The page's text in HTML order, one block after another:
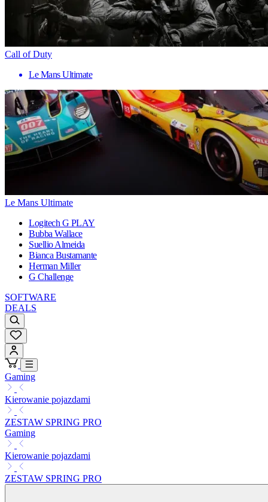
Call of Duty
Le Mans Ultimate
Le Mans Ultimate
Logitech G PLAY
Bubba Wallace
Suellio Almeida
Bianca Bustamante
Herman Miller
G Challenge
SOFTWARE
DEALS
Gaming
Kierowanie pojazdami
ZESTAW SPRING PRO
Gaming
Kierowanie pojazdami
ZESTAW SPRING PRO